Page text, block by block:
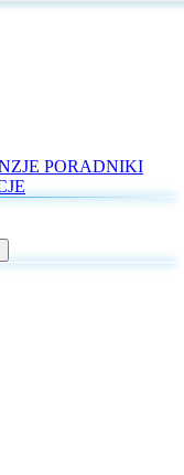
PORADNIKI